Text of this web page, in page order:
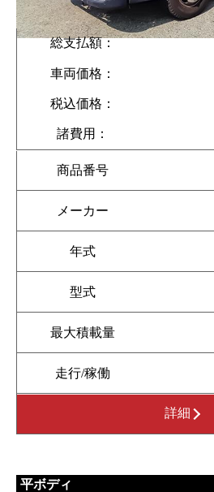
総支払額：
車両価格：
税込価格：
諸費用：
商品番号
メーカー
年式
型式
最大積載量
走行/稼働
詳細
平ボディ